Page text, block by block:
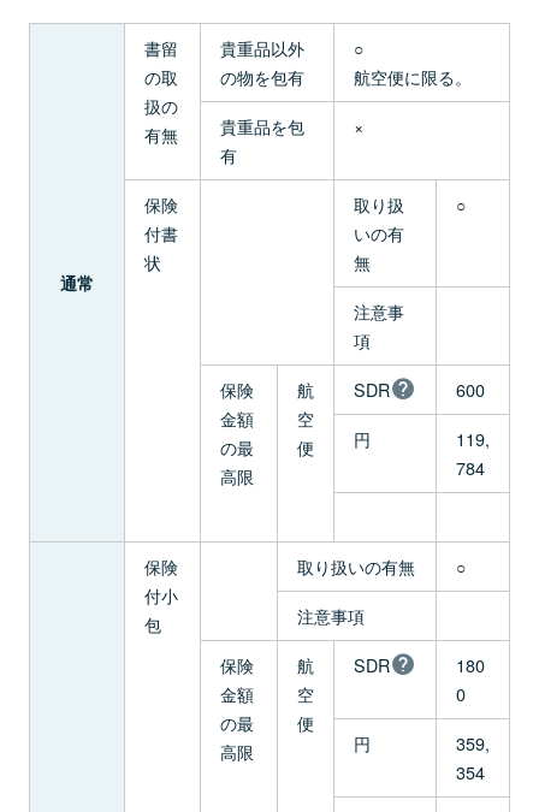
通常
書留
の取
扱の
有無
貴重品以外
の物を包有
○
航空便に限る。
貴重品を包
有
×
保険
付書
状
取り扱
いの有
無
○
注意事
項
保険
金額
の最
高限
航
空
便
SDR
600
円
119,
784
保険
付小
包
取り扱いの有無
○
注意事項
保険
金額
の最
高限
航
空
便
SDR
180
0
円
359,
354